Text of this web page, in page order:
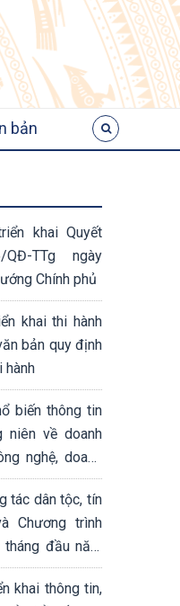
bản
khai Quyết
TTg ngày
Chính phủ
khai thi hành
bản quy định
hành
biến thông tin
niên về doanh
nghệ, doanh
tạo; báo cáo
hệ sinh thái
gia
tác dân tộc, tín
Chương trình
đầu năm
khai thông tin,